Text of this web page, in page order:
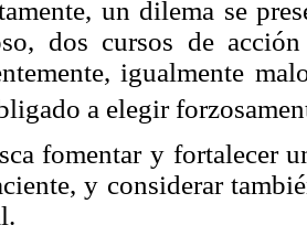
un dilema se
dos cursos de
igualmente
a elegir
fomentar y fortalecer
y considerar